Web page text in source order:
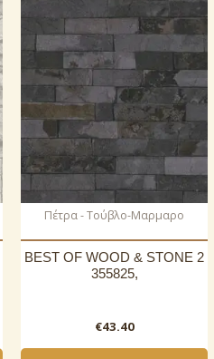
Πέτρα - Τούβλο-Μαρμαρο
BEST OF WOOD & STONE 2
355825,
€43.40